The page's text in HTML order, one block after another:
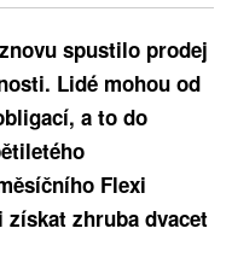
spustilo prodej
Lidé mohou od
a to do
Flexi
zhruba dvacet